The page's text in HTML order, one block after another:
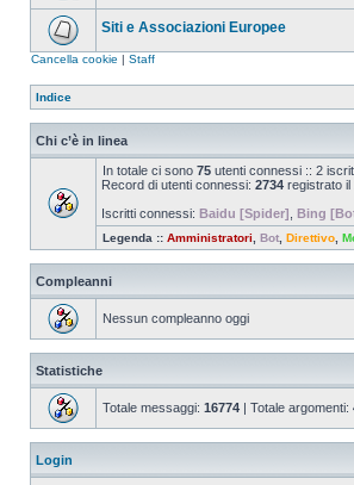
Siti e Associazioni Europee
Cancella cookie | Staff
Indice
Chi c’è in linea
In totale ci sono 75 utenti connessi :: 2
Record di utenti connessi: 2734 registrato il
Iscritti connessi: Baidu [Spider] Bing
Legenda :: Amministratori Bot Direttivo
Compleanni
Nessun compleanno oggi
Statistiche
Totale messaggi: 16774 | Totale argomenti:
Login